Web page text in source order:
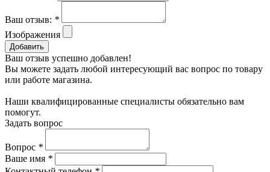
Ваш отзыв: *
Изображения
Добавить
Ваш отзыв успешно добавлен!
Вы можете задать любой интересующий вас вопрос по товару
или работе магазина.
Наши квалифицированные специалисты обязательно вам
помогут.
Задать вопрос
Вопрос *
Ваше имя *